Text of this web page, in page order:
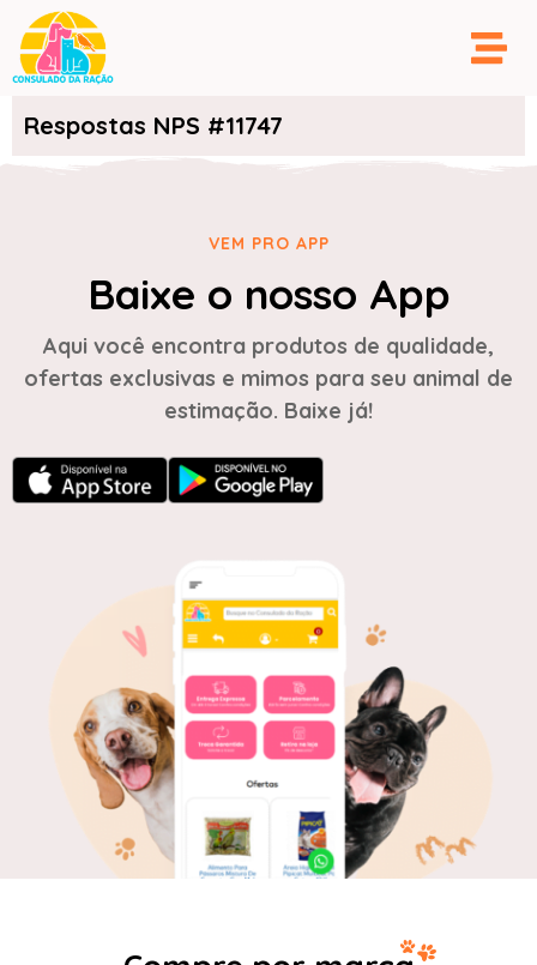
Respostas NPS #11747
VEM PRO APP
Baixe o nosso App
Aqui você encontra produtos de qualidade,
ofertas exclusivas e mimos para seu animal de
estimação. Baixe já!